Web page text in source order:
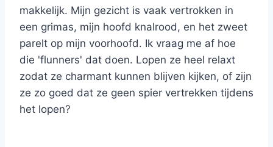
makkelijk. Mijn gezicht is vaak vertrokken in
een grimas, mijn hoofd knalrood, en het zweet
parelt op mijn voorhoofd. Ik vraag me af hoe
die 'flunners' dat doen. Lopen ze heel relaxt
zodat ze charmant kunnen blijven kijken, of zijn
ze zo goed dat ze geen spier vertrekken tijdens
het lopen?